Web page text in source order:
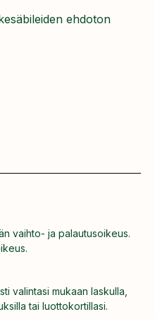
ehdoton
vaihto- ja palautusoikeus.
valintasi mukaan laskulla,
tai luottokortillasi.